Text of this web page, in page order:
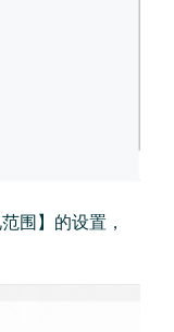
围】的设置，